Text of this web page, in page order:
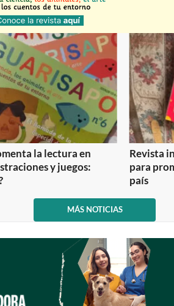
la lectura en
y juegos:
Revista
para
país
MÁS NOTICIAS